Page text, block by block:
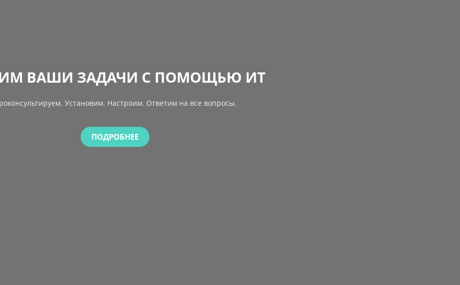
ВАШИ ЗАДАЧИ С ПОМОЩЬЮ ИТ
Установим. Настроим. Ответим на все вопросы.
ПОДРОБНЕЕ